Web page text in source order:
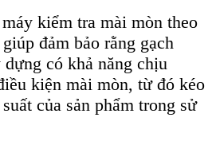
kiểm tra mài mòn theo
đảm bảo rằng gạch
có khả năng chịu
kiện mài mòn, từ đó kéo
của sản phẩm trong sử